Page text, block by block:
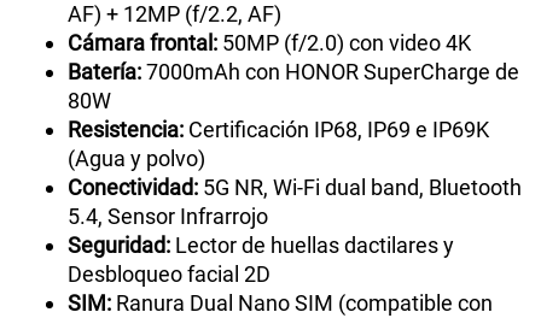
AF) + 12MP (f/2.2, AF)
Cámara frontal: 50MP (f/2.0) con video 4K
Batería:7000mAh con HONOR SuperCharge de
80W
Resistencia: Certificación IP68, IP69 e IP69K
(Agua y polvo)
Conectividad: 5G NR, Wi-Fi dual band, Bluetooth
5.4, Sensor Infrarrojo
Seguridad: Lector de huellas dactilares y
Desbloqueo facial 2D
SIM: Ranura Dual Nano SIM (compatible con